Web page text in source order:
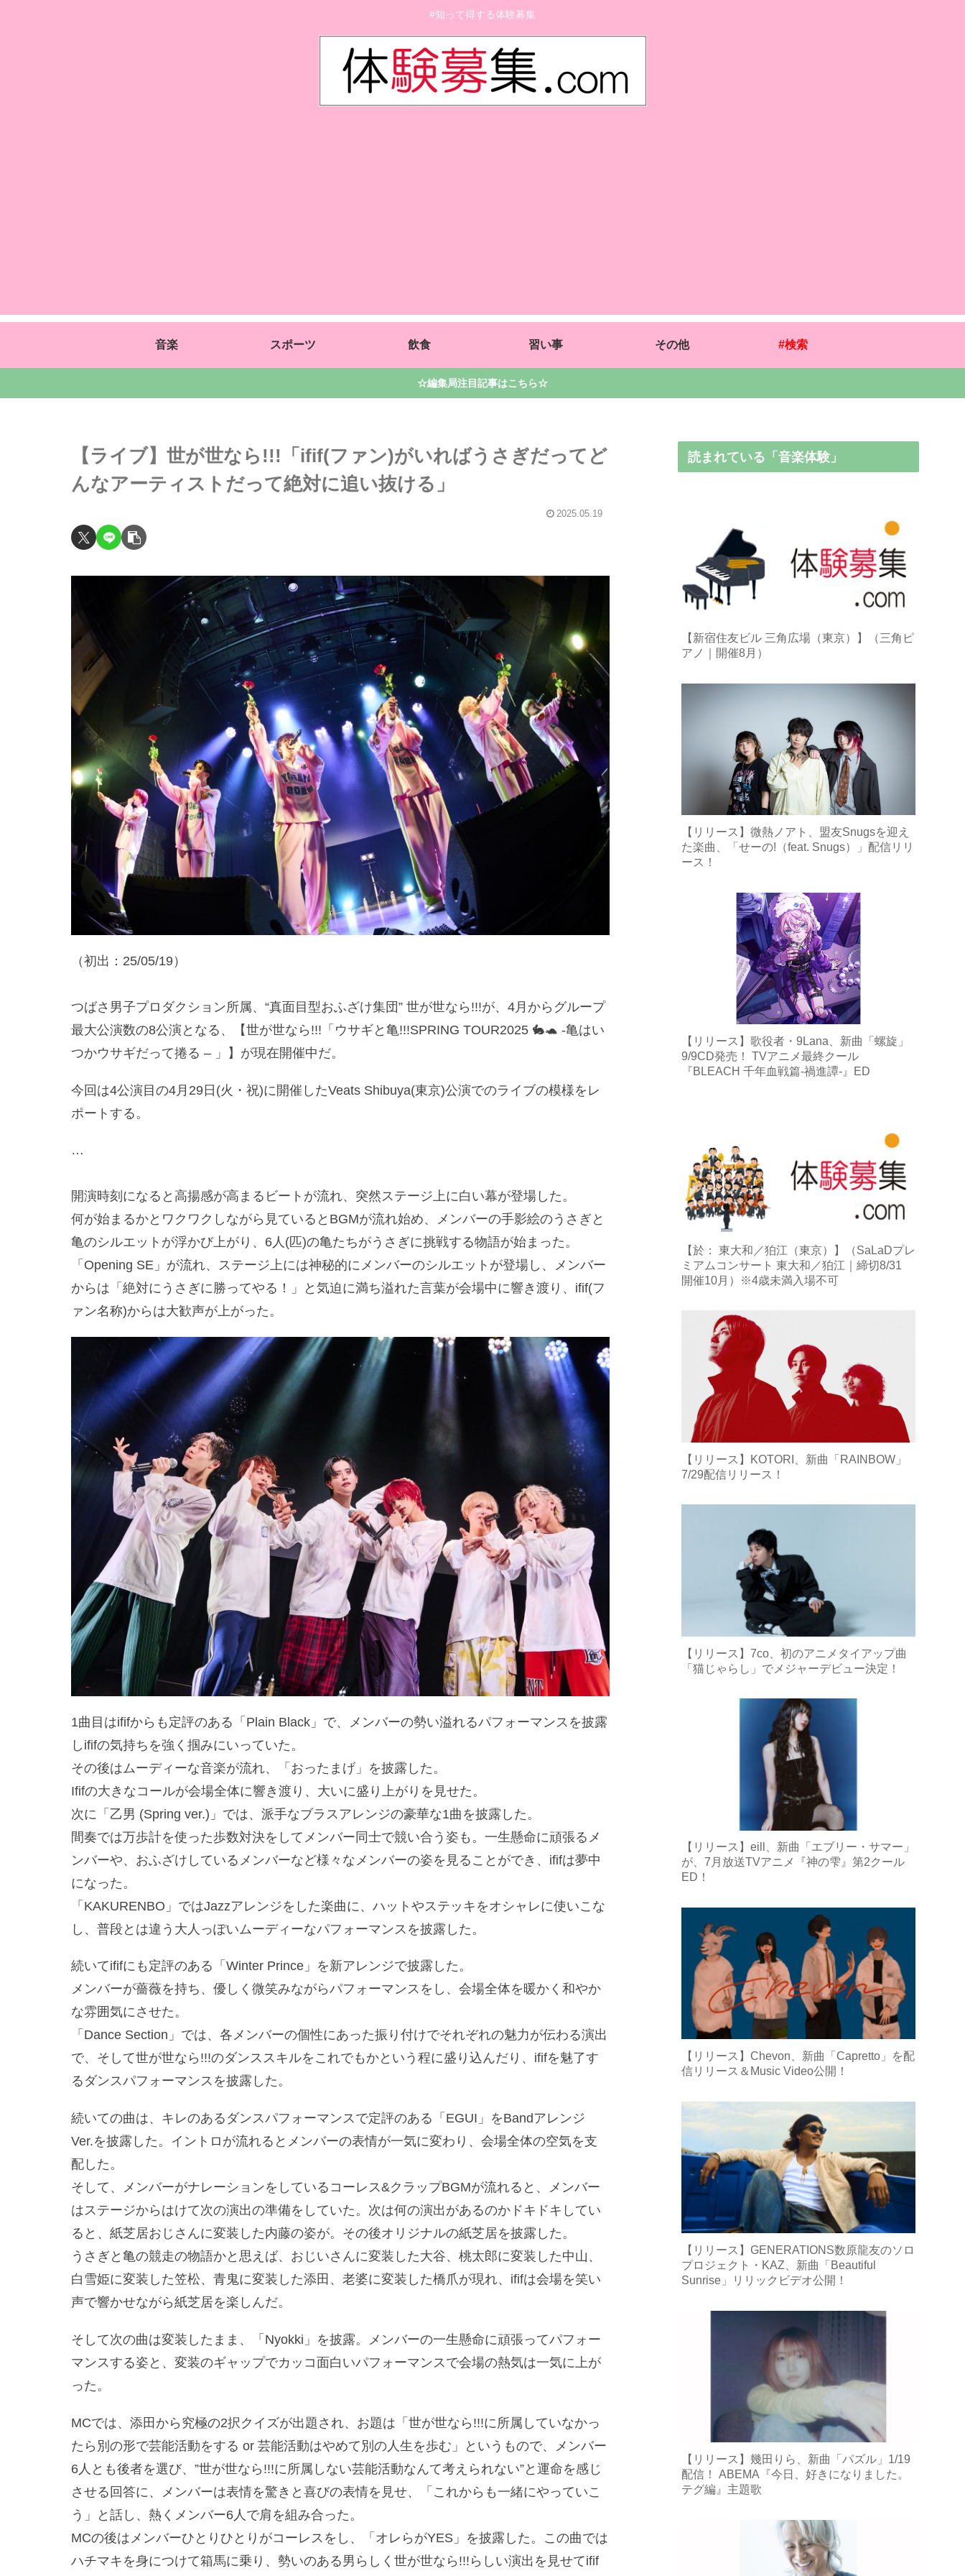
#知って得する体験募集
音楽 スポーツ 飲食 習い事 その他 #検索
☆編集局注目記事はこちら☆
【ライブ】世が世なら!!!「ifif(ファン)がいればうさぎだってど
んなアーティストだって絶対に追い抜ける」
2025.05.19
（初出：25/05/19）
つばさ男子プロダクション所属、“真面目型おふざけ集団” 世が世なら!!!が、4月からグループ
最大公演数の8公演となる、【世が世なら!!!「ウサギと亀!!!SPRING TOUR2025 🐇🐢 -亀はい
つかウサギだって捲る – 」】が現在開催中だ。
今回は4公演目の4月29日(火・祝)に開催したVeats Shibuya(東京)公演でのライブの模様をレ
ポートする。
…
開演時刻になると高揚感が高まるビートが流れ、突然ステージ上に白い幕が登場した。
何が始まるかとワクワクしながら見ているとBGMが流れ始め、メンバーの手影絵のうさぎと
亀のシルエットが浮かび上がり、6人(匹)の亀たちがうさぎに挑戦する物語が始まった。
「Opening SE」が流れ、ステージ上には神秘的にメンバーのシルエットが登場し、メンバー
からは「絶対にうさぎに勝ってやる！」と気迫に満ち溢れた言葉が会場中に響き渡り、ifif(フ
ァン名称)からは大歓声が上がった。
1曲目はififからも定評のある「Plain Black」で、メンバーの勢い溢れるパフォーマンスを披露
しififの気持ちを強く掴みにいっていた。
その後はムーディーな音楽が流れ、「おったまげ」を披露した。
Ififの大きなコールが会場全体に響き渡り、大いに盛り上がりを見せた。
次に「乙男 (Spring ver.)」では、派手なブラスアレンジの豪華な1曲を披露した。
間奏では万歩計を使った歩数対決をしてメンバー同士で競い合う姿も。一生懸命に頑張るメ
ンバーや、おふざけしているメンバーなど様々なメンバーの姿を見ることができ、ififは夢中
になった。
「KAKURENBO」ではJazzアレンジをした楽曲に、ハットやステッキをオシャレに使いこな
し、普段とは違う大人っぽいムーディーなパフォーマンスを披露した。
続いてififにも定評のある「Winter Prince」を新アレンジで披露した。
メンバーが薔薇を持ち、優しく微笑みながらパフォーマンスをし、会場全体を暖かく和やか
な雰囲気にさせた。
「Dance Section」では、各メンバーの個性にあった振り付けでそれぞれの魅力が伝わる演出
で、そして世が世なら!!!のダンススキルをこれでもかという程に盛り込んだり、ififを魅了す
るダンスパフォーマンスを披露した。
続いての曲は、キレのあるダンスパフォーマンスで定評のある「EGUI」をBandアレンジ
Ver.を披露した。イントロが流れるとメンバーの表情が一気に変わり、会場全体の空気を支
配した。
そして、メンバーがナレーションをしているコーレス&クラップBGMが流れると、メンバー
はステージからはけて次の演出の準備をしていた。次は何の演出があるのかドキドキしてい
ると、紙芝居おじさんに変装した内藤の姿が。その後オリジナルの紙芝居を披露した。
うさぎと亀の競走の物語かと思えば、おじいさんに変装した大谷、桃太郎に変装した中山、
白雪姫に変装した笠松、青鬼に変装した添田、老婆に変装した橋爪が現れ、ififは会場を笑い
声で響かせながら紙芝居を楽しんだ。
そして次の曲は変装したまま、「Nyokki」を披露。メンバーの一生懸命に頑張ってパフォー
マンスする姿と、変装のギャップでカッコ面白いパフォーマンスで会場の熱気は一気に上が
った。
MCでは、添田から究極の2択クイズが出題され、お題は「世が世なら!!!に所属していなかっ
たら別の形で芸能活動をする or 芸能活動はやめて別の人生を歩む」というもので、メンバー
6人とも後者を選び、”世が世なら!!!に所属しない芸能活動なんて考えられない”と運命を感じ
させる回答に、メンバーは表情を驚きと喜びの表情を見せ、「これからも一緒にやっていこ
う」と話し、熱くメンバー6人で肩を組み合った。
MCの後はメンバーひとりひとりがコーレスをし、「オレらがYES」を披露した。この曲では
ハチマキを身につけて箱馬に乗り、勢いのある男らしく世が世なら!!!らしい演出を見せてifif
読まれている「音楽体験」
【新宿住友ビル 三角広場（東京）】（三角ピ
アノ｜開催8月）
【リリース】微熱ノアト、盟友Snugsを迎え
た楽曲、「せーの!（feat. Snugs）」配信リリ
ース！
【リリース】歌役者・9Lana、新曲「螺旋」
9/9CD発売！ TVアニメ最終クール
『BLEACH 千年血戦篇-禍進譚-』ED
【於： 東大和／狛江（東京）】（SaLaDプレ
ミアムコンサート 東大和／狛江｜締切8/31
開催10月）※4歳未満入場不可
【リリース】KOTORI、新曲「RAINBOW」
7/29配信リリース！
【リリース】7co、初のアニメタイアップ曲
「猫じゃらし」でメジャーデビュー決定！
【リリース】eill、新曲「エブリー・サマー」
が、7月放送TVアニメ『神の雫』第2クール
ED！
【リリース】Chevon、新曲「Capretto」を配
信リリース＆Music Video公開！
【リリース】GENERATIONS数原龍友のソロ
プロジェクト・KAZ、新曲「Beautiful
Sunrise」リリックビデオ公開！
【リリース】幾田りら、新曲「パズル」1/19
配信！ ABEMA『今日、好きになりました。
テグ編』主題歌